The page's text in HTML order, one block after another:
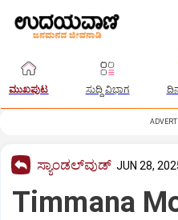
ಮುಖಪುಟ ಸುದ್ದಿ ವಿಭಾಗ
ಸ್ಯಾಂಡಲ್‌ವುಡ್‌ JUN 28,
Timmana